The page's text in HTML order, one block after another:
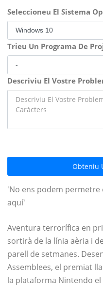
Seleccioneu El Sistema
Trieu Un Programa De
Descriviu El Vostre
Obteniu
'No ens podem
aquí'
Aventura terrorífica en
sortirà de la línia aèria i
parell de setmanes.
Assemblees, el premiat
la plataforma Nintendo el